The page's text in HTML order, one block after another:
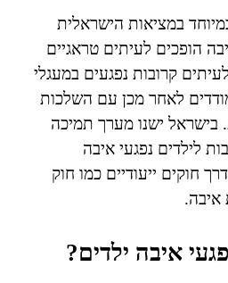
במציאות הישראלית
הופכים לעיתים טראגיים
קרובות נפגעים במעגלי
לאחר מכן עם השלכות
בישראל ישנו מערך תמיכה
לילדים נפגעי איבה
חוקים ייעודיים כמו חוק
איבה.
איבה ילדים?